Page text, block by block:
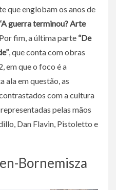
que englobam os anos de
guerra terminou? Arte
fim, a última parte “De
, que conta com obras
em que o foco é a
ala em questão, as
com a cultura
pelas mãos
Dan Flavin, Pistoletto e
Bornemisza